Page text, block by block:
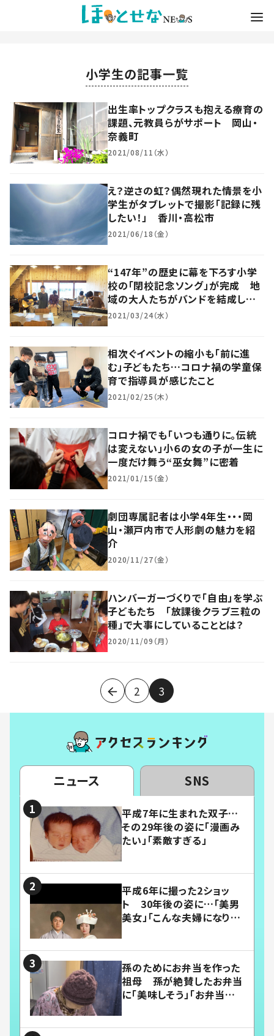
小学生の記事一覧
出生率トップクラスも抱える療育の
課題、元教員らがサポート 岡山・
奈義町
2021/08/11（水）
え？逆さの虹？偶然現れた情景を小
学生がタブレットで撮影「記録に残
したい！」 香川・高松市
2021/06/18（金）
“147年”の歴史に幕を下ろす小学
校の「閉校記念ソング」が完成 地
域の大人たちがバンドを結成して
応援
2021/03/24（水）
相次ぐイベントの縮小も「前に進
む」子どもたち…コロナ禍の学童保
育で指導員が感じたこと
2021/02/25（木）
コロナ禍でも「いつも通りに。伝統
は変えない」小６の女の子が一生に
一度だけ舞う“巫女舞”に密着
2021/01/15（金）
劇団専属記者は小学4年生・・・岡
山・瀬戸内市で人形劇の魅力を紹
介
2020/11/27（金）
ハンバーガーづくりで「自由」を学ぶ
子どもたち 「放課後クラブ三粒の
種」で大事にしていることとは？
2020/11/09（月）
2 3
ニュース SNS
平成7年に生まれた双子…
その29年後の姿に「漫画み
たい」「素敵すぎる」
平成6年に撮った2ショッ
ト 30年後の姿に…「美男
美女」「こんな夫婦になりた
孫のためにお弁当を作った
祖母 孫が絶賛したお弁当
に「美味しそう」「お弁当すご